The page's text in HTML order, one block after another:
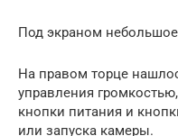
Под экраном
На правом торце
управления
кнопки питания и
или запуска камеры.